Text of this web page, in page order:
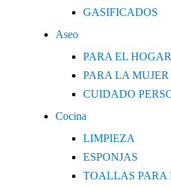
GASIFICADOS
Aseo
PARA EL HOGAR
PARA LA MUJER
CUIDADO
Cocina
LIMPIEZA
ESPONJAS
TOALLAS PARA